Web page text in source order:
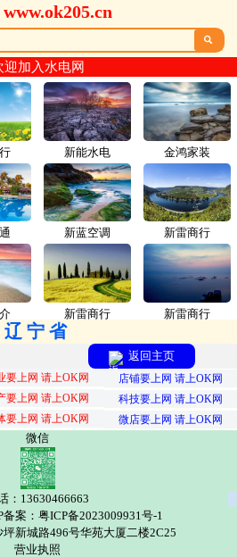

迎加入水电网
新能水电 金鸿家装
新蓝空调 新雷商行
新雷商行 新雷商行
辽宁省
返回主页
要上网 请上OK网
店铺要上网 请上OK网
要上网 请上OK网
科技要上网 请上OK网
要上网 请上OK网 微店要上网 请上OK网
微信
：13630466663
案：粤ICP备2023009931号-1
新城路496号华苑大厦二楼2C25
营业执照